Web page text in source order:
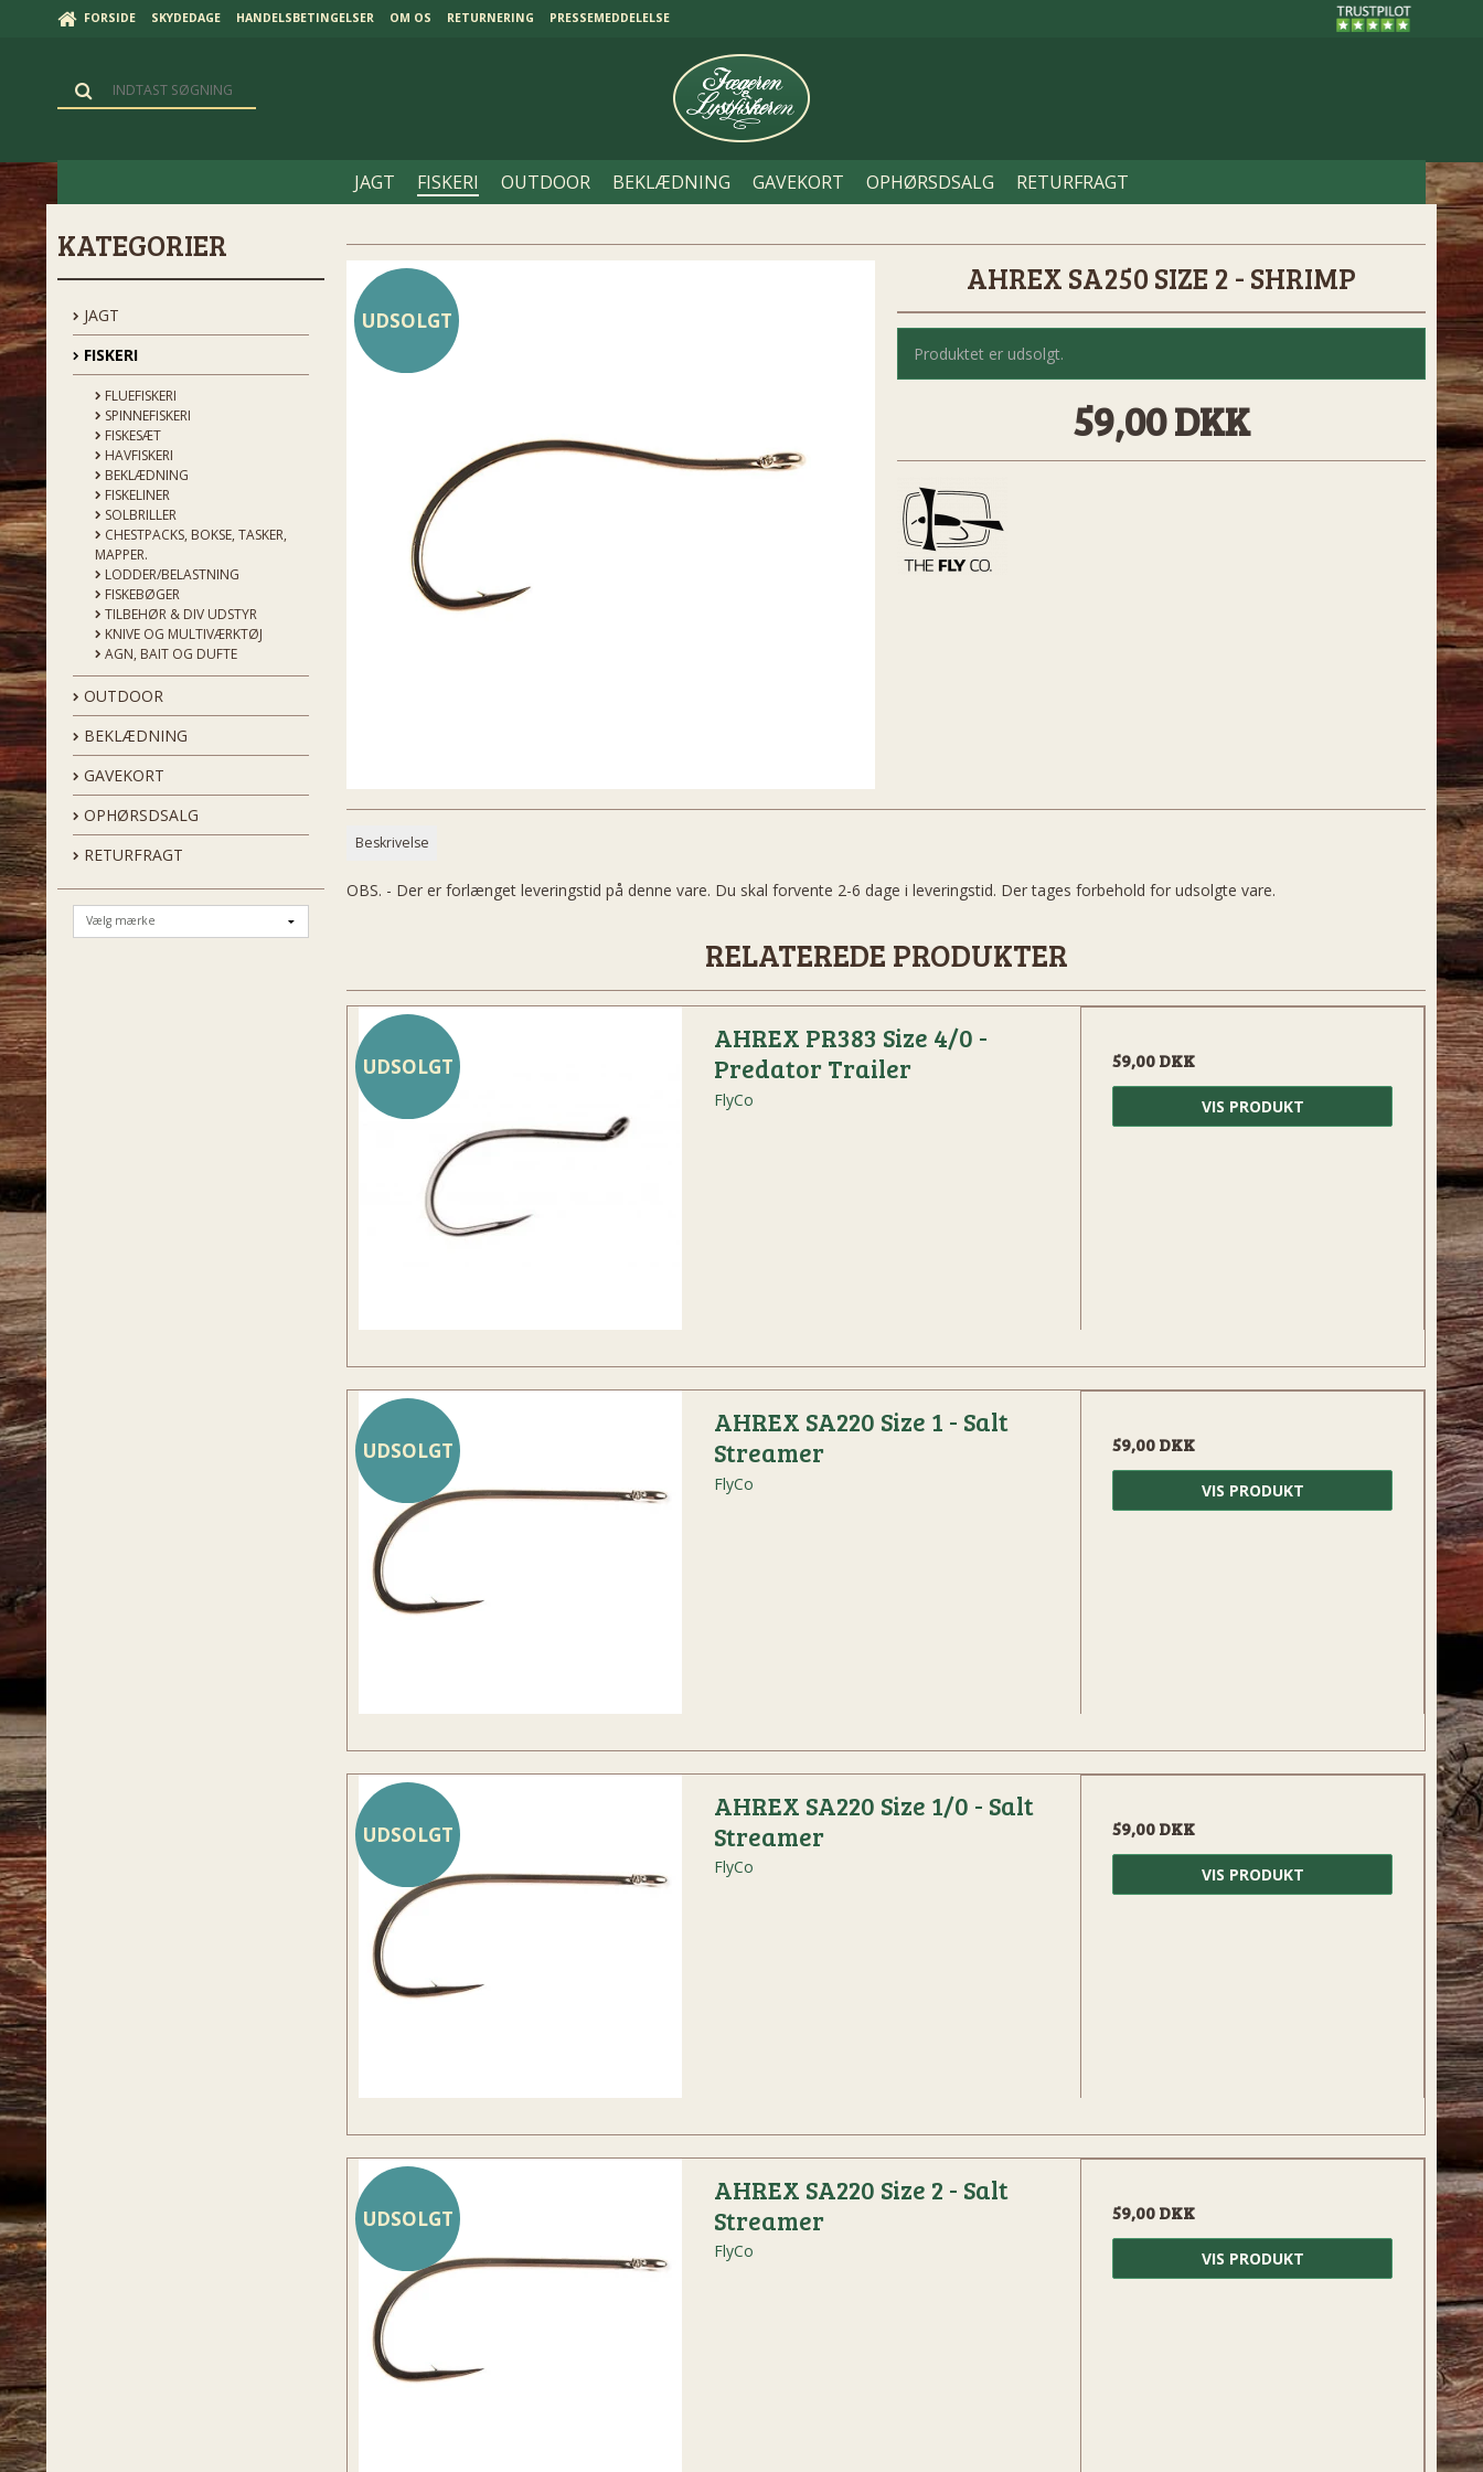
FORSIDE SKYDEDAGE HANDELSBETINGELSER OM OS RETURNERING PRESSEMEDDELELSE
JAGT FISKERI OUTDOOR BEKLÆDNING GAVEKORT OPHØRSDSALG RETURFRAGT
KATEGORIER
JAGT
FISKERI
FLUEFISKERI
SPINNEFISKERI
FISKESÆT
HAVFISKERI
BEKLÆDNING
FISKELINER
SOLBRILLER
CHESTPACKS, BOKSE, TASKER,
MAPPER.
LODDER/BELASTNING
FISKEBØGER
TILBEHØR & DIV UDSTYR
KNIVE OG MULTIVÆRKTØJ
AGN, BAIT OG DUFTE
OUTDOOR
BEKLÆDNING
GAVEKORT
OPHØRSDSALG
RETURFRAGT
UDSOLGT
AHREX SA250 SIZE 2 - SHRIMP
Produktet er udsolgt.
59,00 DKK
Beskrivelse
OBS. - Der er forlænget leveringstid på denne vare. Du skal forvente 2-6 dage i leveringstid. Der tages forbehold for udsolgte vare.
RELATEREDE PRODUKTER
UDSOLGT
AHREX PR383 Size 4/0 -
Predator Trailer
FlyCo
59,00 DKK
VIS PRODUKT
UDSOLGT
AHREX SA220 Size 1 - Salt
Streamer
FlyCo
59,00 DKK
VIS PRODUKT
UDSOLGT
AHREX SA220 Size 1/0 - Salt
Streamer
FlyCo
59,00 DKK
VIS PRODUKT
UDSOLGT
AHREX SA220 Size 2 - Salt
Streamer
FlyCo
59,00 DKK
VIS PRODUKT